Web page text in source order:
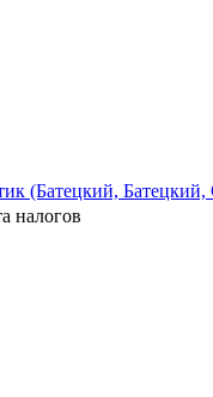
(Батецкий, Батецкий,
налогов